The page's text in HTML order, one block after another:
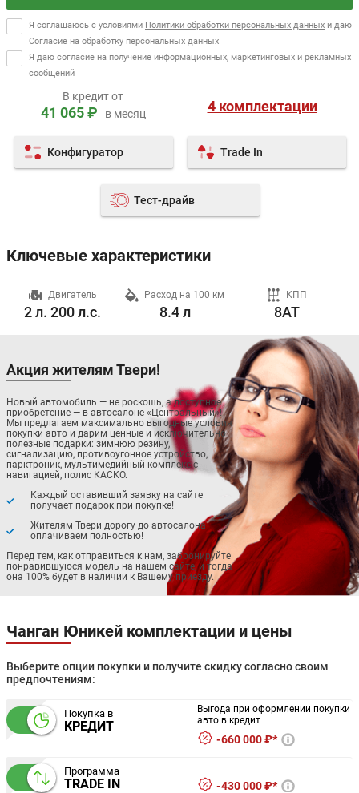
Я соглашаюсь с условиями Политики обработки персональных данных и даю
Согласие на обработку персональных данных
Я даю согласие на получение информационных, маркетинговых и рекламных
сообщений
4 комплектации
Конфигуратор Trade In
Тест-драйв
В кредит от
41 065 ₽ в месяц
Ключевые характеристики
Двигатель
2 л. 200 л.с.
Расход на 100 км
8.4 л
КПП
8AT
Акция жителям Твери!
Новый автомобиль — не роскошь, а доступное
приобретение — в автосалоне «Центральный»!
Мы предлагаем максимально выгодные условия
покупки авто и дарим ценные и исключительно
полезные подарки: зимнюю резину,
сигнализацию, противоугонное устройство,
парктроник, мультимедийный комплекс с
навигацией, полис КАСКО.
Каждый оставивший заявку на сайте
получает подарок при покупке!
Жителям Твери дорогу до автосалона
оплачиваем полностью!
Перед тем, как отправиться к нам, забронируйте
понравившуюся модель на нашем сайте, и тогда
она 100% будет в наличии к Вашему приезду.
Чанган Юникей комплектации и цены
Выберите опции покупки и получите скидку согласно своим
предпочтениям:
Покупка в
КРЕДИТ
Выгода при оформлении покупки
авто в кредит
660 000 ₽*
Программа
TRADE IN 430 000 ₽*